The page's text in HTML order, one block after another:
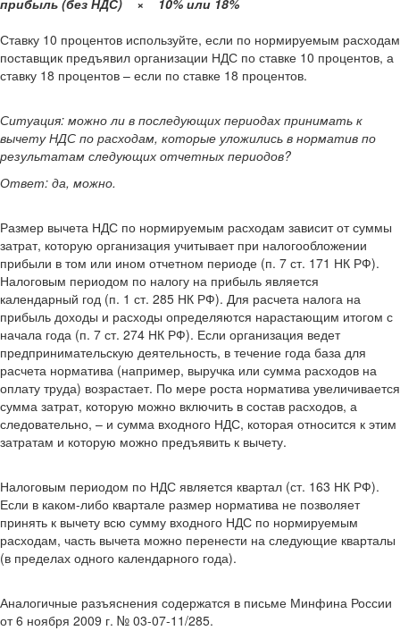
прибыль (без НДС) × 10% или 18%
Ставку 10 процентов используйте, если по нормируемым расходам
поставщик предъявил организации НДС по ставке 10 процентов, а
ставку 18 процентов – если по ставке 18 процентов.
Ситуация: можно ли в последующих периодах принимать к
вычету НДС по расходам, которые уложились в норматив по
результатам следующих отчетных периодов?
Ответ: да, можно.
Размер вычета НДС по нормируемым расходам зависит от суммы
затрат, которую организация учитывает при налогообложении
прибыли в том или ином отчетном периоде (п. 7 ст. 171 НК РФ).
Налоговым периодом по налогу на прибыль является
календарный год (п. 1 ст. 285 НК РФ). Для расчета налога на
прибыль доходы и расходы определяются нарастающим итогом с
начала года (п. 7 ст. 274 НК РФ). Если организация ведет
предпринимательскую деятельность, в течение года база для
расчета норматива (например, выручка или сумма расходов на
оплату труда) возрастает. По мере роста норматива увеличивается
сумма затрат, которую можно включить в состав расходов, а
следовательно, – и сумма входного НДС, которая относится к этим
затратам и которую можно предъявить к вычету.
Налоговым периодом по НДС является квартал (ст. 163 НК РФ).
Если в каком-либо квартале размер норматива не позволяет
принять к вычету всю сумму входного НДС по нормируемым
расходам, часть вычета можно перенести на следующие кварталы
(в пределах одного календарного года).
Аналогичные разъяснения содержатся в письме Минфина России
от 6 ноября 2009 г. № 03-07-11/285.